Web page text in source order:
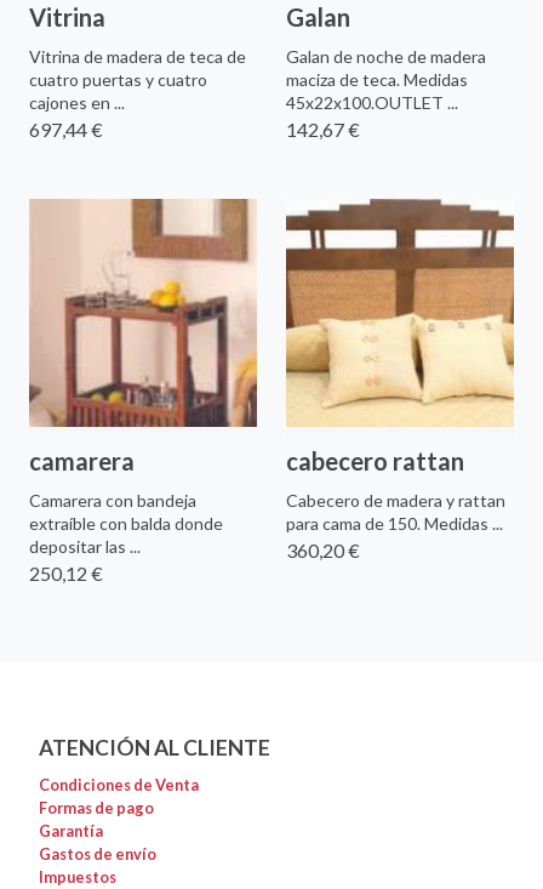
Vitrina
Vitrina de madera de teca de
cuatro puertas y cuatro
cajones en ...
697,44 €
Galan
Galan de noche de madera
maciza de teca. Medidas
45x22x100.OUTLET ...
142,67 €
camarera
Camarera con bandeja
extraíble con balda donde
depositar las ...
250,12 €
cabecero rattan
Cabecero de madera y rattan
para cama de 150. Medidas ...
360,20 €
ATENCIÓN AL CLIENTE
Condiciones de Venta
Formas de pago
Garantía
Gastos de envío
Impuestos